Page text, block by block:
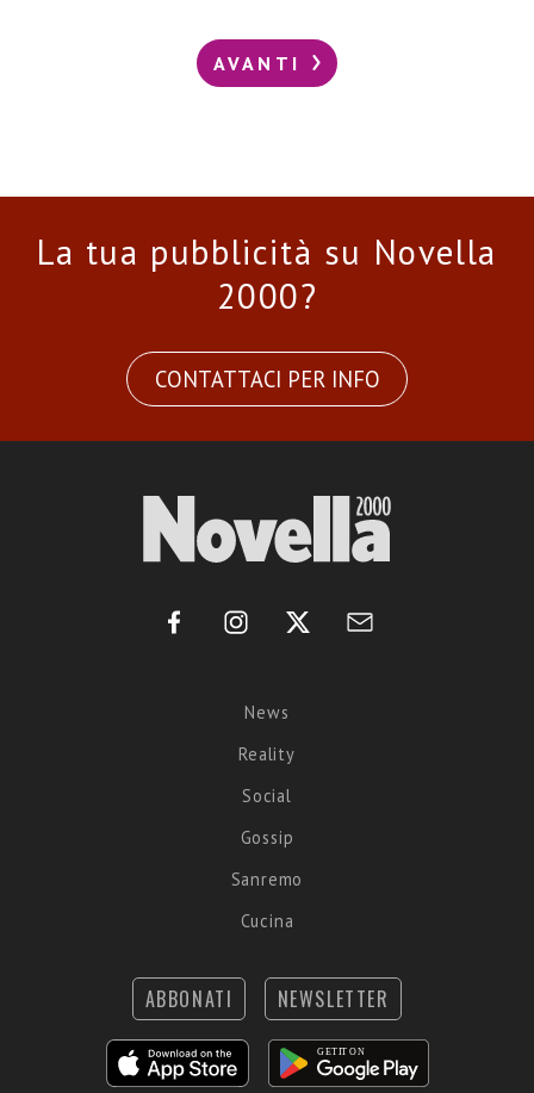
AVANTI
La tua pubblicità su Novella
2000?
CONTATTACI PER INFO
News
Reality
Social
Gossip
Sanremo
Cucina
ABBONATI NEWSLETTER